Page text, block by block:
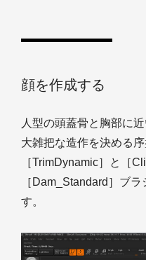
顔を作成する
人型の頭蓋骨と胸部に
大雑把な造作を決める序
［TrimDynamic］と［
［Dam_Standard］ブ
す。